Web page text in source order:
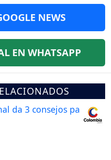
NEWS
EN WHATSAPP